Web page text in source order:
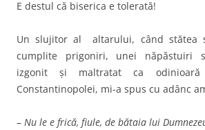
E destul că biserica e tolerată!
Un slujitor al altarului, când stătea
cumplite prigoniri, unei năpăstuiri
izgonit şi maltratat ca
Constantinopolei, mi-a spus cu adânc
– Nu le e frică, fiule, de bătaia lui